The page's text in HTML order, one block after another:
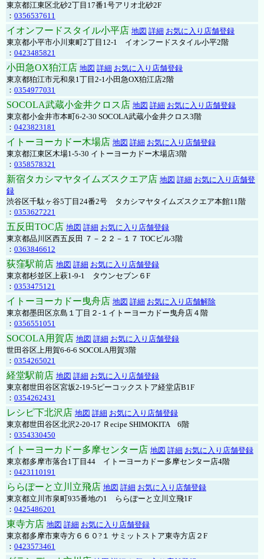
東京都江東区北砂2丁目17番1号アリオ北砂2F
： 0356537611
イオンフードスタイル小平店 地図 詳細 お気に入り店舗登録
東京都小平市小川東町2丁目12-1 イオンフードスタイル小平2階
： 0423485821
小田急OX狛江店 地図 詳細 お気に入り店舗登録
東京都狛江市元和泉1丁目2-1小田急OX狛江店2階
： 0354977031
SOCOLA武蔵小金井クロス店 地図 詳細 お気に入り店舗登録
東京都小金井市本町6-2-30 SOCOLA武蔵小金井クロス3階
： 0423823181
イトーヨーカドー木場店 地図 詳細 お気に入り店舗登録
東京都江東区木場1-5-30 イトーヨーカドー木場店3階
： 0358578321
新宿タカシマヤタイムズスクエア店 地図 詳細 お気に入り店舗登
録
渋谷区千駄ヶ谷5丁目24番2号 タカシマヤタイムズスクエア本館11階
： 0353627221
五反田TOC店 地図 詳細 お気に入り店舗登録
東京都品川区西五反田 ７－２２－１７ TOCビル3階
： 0363846612
荻窪駅前店 地図 詳細 お気に入り店舗登録
東京都杉並区上萩1-9-1 タウンセブン６F
： 0353475121
イトーヨーカドー曳舟店 地図 詳細 お気に入り店舗解除
東京都墨田区京島１丁目２-１イトーヨーカドー曳舟店４階
： 0356551051
SOCOLA用賀店 地図 詳細 お気に入り店舗登録
世田谷区上用賀6-6-6 SOCOLA用賀3階
： 0354265021
経堂駅前店 地図 詳細 お気に入り店舗登録
東京都世田谷区宮坂2-19-5ピーコックストア経堂店B1F
： 0354262431
レシピ下北沢店 地図 詳細 お気に入り店舗登録
東京都世田谷区北沢2-20-17 Ｒecipe SHIMOKITA 6階
： 0354330450
イトーヨーカドー多摩センター店 地図 詳細 お気に入り店舗登録
東京都多摩市落合1丁目44 イトーヨーカドー多摩センター店4階
： 0423110191
ららぽーと立川立飛店 地図 詳細 お気に入り店舗登録
東京都立川市泉町935番地の1 ららぽーと立川立飛1F
： 0425486201
東寺方店 地図 詳細 お気に入り店舗登録
東京都多摩市東寺方６６０?１ サミットストア東寺方店２F
： 0423573461